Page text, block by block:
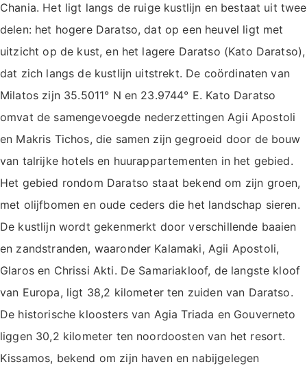
Chania. Het ligt langs de ruige kustlijn en bestaat uit twee
delen: het hogere Daratso, dat op een heuvel ligt met
uitzicht op de kust, en het lagere Daratso (Kato Daratso),
dat zich langs de kustlijn uitstrekt. De coördinaten van
Milatos zijn 35.5011° N en 23.9744° E. Kato Daratso
omvat de samengevoegde nederzettingen Agii Apostoli
en Makris Tichos, die samen zijn gegroeid door de bouw
van talrijke hotels en huurappartementen in het gebied.
Het gebied rondom Daratso staat bekend om zijn groen,
met olijfbomen en oude ceders die het landschap sieren.
De kustlijn wordt gekenmerkt door verschillende baaien
en zandstranden, waaronder Kalamaki, Agii Apostoli,
Glaros en Chrissi Akti. De Samariakloof, de langste kloof
van Europa, ligt 38,2 kilometer ten zuiden van Daratso.
De historische kloosters van Agia Triada en Gouverneto
liggen 30,2 kilometer ten noordoosten van het resort.
Kissamos, bekend om zijn haven en nabijgelegen